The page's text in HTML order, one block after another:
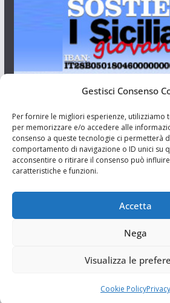
Gestisci Consenso
Per fornire le migliori esperienze, utilizziamo
per memorizzare e/o accedere alle
consenso a queste tecnologie ci permetterà
comportamento di navigazione o ID unici su
acconsentire o ritirare il consenso può
caratteristiche e funzioni.
Accetta
Nega
Visualizza le
Cookie PolicyPrivacy
Aut. del tribunale di Catania n.23/2011
Resp. Riccardo Orioles.
Associazione Culturale I Siciliani Giovani
via Randazzo 27 Catania
I Siciliani Giovani.